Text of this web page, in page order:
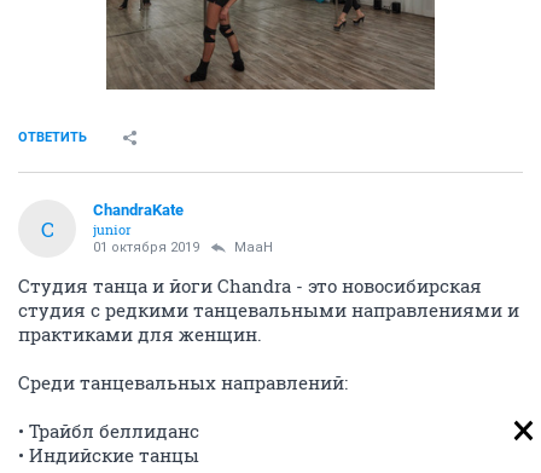
ОТВЕТИТЬ
C
ChandraKate
junior
01 октября 2019 MaaH
Студия танца и йоги Chandra - это новосибирская
студия с редкими танцевальными направлениями и
практиками для женщин.
Среди танцевальных направлений:
• Трайбл беллиданс
• Индийские танцы